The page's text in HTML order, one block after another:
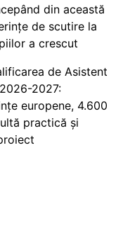
din această
de scutire la
a crescut
de Asistent
2027:
europene, 4.600
practică și